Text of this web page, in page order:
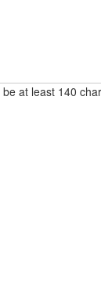
at least 140